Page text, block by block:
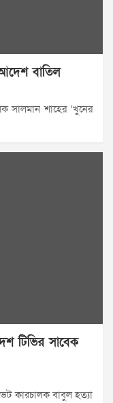
বাতিল
সালমান শাহের ‘খুনের
টিভির সাবেক
কারচালক বাবুল হত্যা